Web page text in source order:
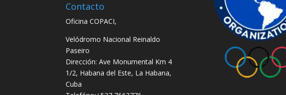
Contacto
Oficina COPACI,
Velódromo Nacional Reinaldo
Paseiro
Dirección: Ave Monumental Km 4
1/2, Habana del Este, La Habana,
Cuba